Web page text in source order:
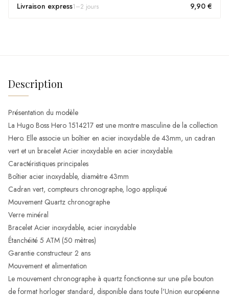
Livraison express1–2 jours 9,90 €
Description
Présentation du modèle
La Hugo Boss Hero 1514217 est une montre masculine de la collection
Hero. Elle associe un boîtier en acier inoxydable de 43mm, un cadran
vert et un bracelet Acier inoxydable en acier inoxydable.
Caractéristiques principales
Boîtier acier inoxydable, diamètre 43mm
Cadran vert, compteurs chronographe, logo appliqué
Mouvement Quartz chronographe
Verre minéral
Bracelet Acier inoxydable, acier inoxydable
Étanchéité 5 ATM (50 mètres)
Garantie constructeur 2 ans
Mouvement et alimentation
Le mouvement chronographe à quartz fonctionne sur une pile bouton
de format horloger standard, disponible dans toute l'Union européenne